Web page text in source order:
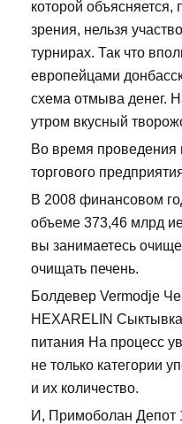
которой объясняется,
зрения, нельзя
турнирах. Так что
европейцами
схема отмыва денег.
утром вкусный
Во время проведения
торгового
В 2008 финансовом
объеме 373,46 млрд
вы занимаетесь
очищать печень.
Болдевер Vermodje
HEXARELIN
питания На процесс
не только категории
и их количество.
И, Примоболан Депот